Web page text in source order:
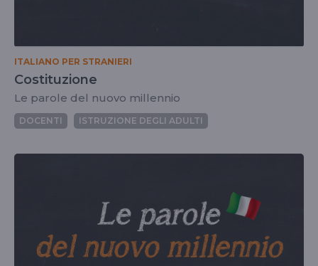
ITALIANO PER STRANIERI
Costituzione
Le parole del nuovo millennio
DOCENTI ISTRUZIONE DEGLI ADULTI